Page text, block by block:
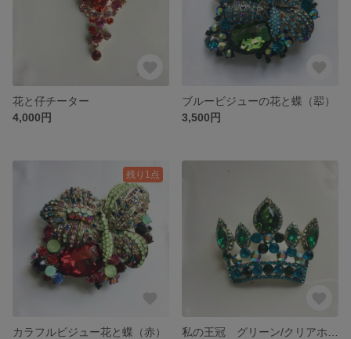
花と仔チーター
4,000円
ブルービジューの花と蝶（翆）
3,500円
残り1点
カラフルビジュー花と蝶（赤）